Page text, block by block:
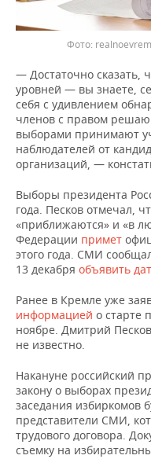
— Достаточно сказать,
уровней — вы знаете,
себя с удивлением
членов с правом
выборами принимают
наблюдателей от
организаций, —
Выборы президента
года. Песков отмечал,
«приближаются» и «в
Федерации примет
этого года. СМИ
13 декабря объявить
Ранее в Кремле уже
информацией о старте
ноябре. Дмитрий
не известно.
Накануне российский
закону о выборах
заседания избиркомов
представители СМИ,
трудового договора.
съемку на